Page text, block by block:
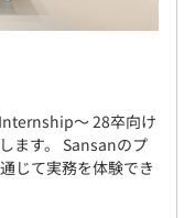
〜 28卒向け
ます。 Sansanのプ
じて実務を体験でき